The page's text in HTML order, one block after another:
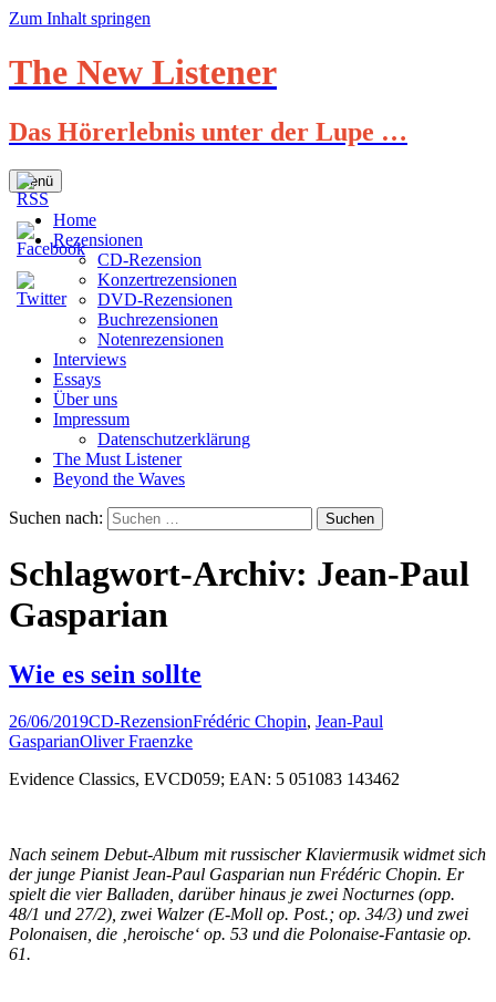
Zum Inhalt springen
The New Listener
Das Hörerlebnis unter der Lupe …
Menü
Home
Rezensionen
CD-Rezension
Konzertrezensionen
DVD-Rezensionen
Buchrezensionen
Notenrezensionen
Interviews
Essays
Über uns
Impressum
Datenschutzerklärung
The Must Listener
Beyond the Waves
Suchen nach:
Schlagwort-Archiv: Jean-Paul
Gasparian
Wie es sein sollte
26/06/2019CD-RezensionFrédéric Chopin, Jean-Paul
GasparianOliver Fraenzke
Evidence Classics, EVCD059; EAN: 5 051083 143462
Nach seinem Debut-Album mit russischer Klaviermusik widmet sich
der junge Pianist Jean-Paul Gasparian nun Frédéric Chopin. Er
spielt die vier Balladen, darüber hinaus je zwei Nocturnes (opp.
48/1 und 27/2), zwei Walzer (E-Moll op. Post.; op. 34/3) und zwei
Polonaisen, die ‚heroische‘ op. 53 und die Polonaise-Fantasie op.
61.